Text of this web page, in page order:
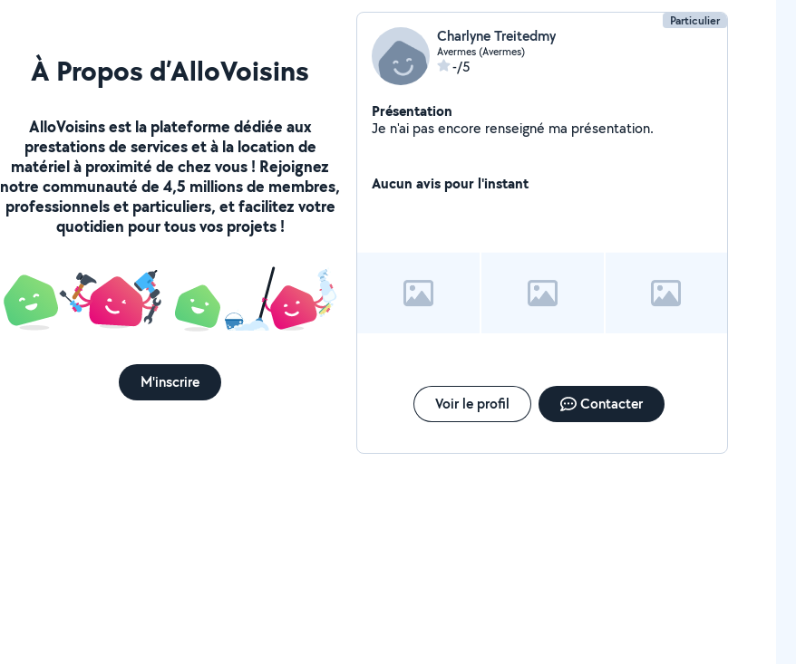
À Propos d’AlloVoisins
AlloVoisins est la plateforme dédiée aux
prestations de services et à la location de
matériel à proximité de chez vous ! Rejoignez
notre communauté de 4,5 millions de membres,
professionnels et particuliers, et facilitez votre
quotidien pour tous vos projets !
M'inscrire
Particulier
Charlyne Treitedmy
Avermes (Avermes)
-/5
Présentation
Je n'ai pas encore renseigné ma présentation.
Aucun avis pour l'instant
Voir le profil Contacter